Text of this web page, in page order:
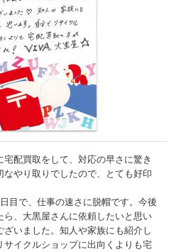
配買取をして、対応の早さに驚き
なやり取りでしたので、とても好印
目で、仕事の速さに脱帽です。今後
ら、大黒屋さんに依頼したいと思い
ざいました。知人や家族にも紹介し
サイクルショップに出向くよりも宅